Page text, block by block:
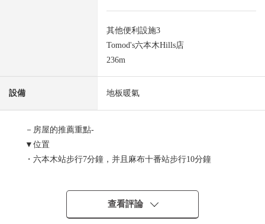
其他便利設施3
Tomod's六本木Hills店
236m
設備 地板暖氣
－房屋的推薦重點-
▼位置
・六本木站步行7分鐘，并且麻布十番站步行10分鐘
▼Mansion的特徴
・鋼筋混凝土造，清水建設施工
・用東急地方自治團體管理，日班管理放心
查看評論